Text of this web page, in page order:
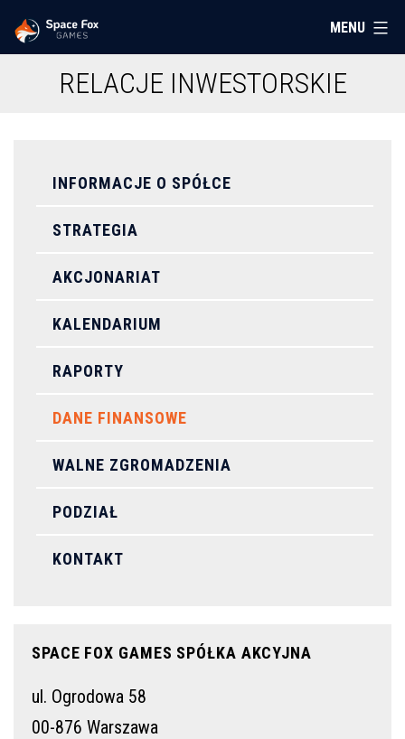
Przejdź
doSpace
MENU
RELACJE INWESTORSKIE
INFORMACJE O SPÓŁCE
STRATEGIA
AKCJONARIAT
KALENDARIUM
RAPORTY
DANE FINANSOWE
WALNE ZGROMADZENIA
PODZIAŁ
KONTAKT
SPACE FOX GAMES SPÓŁKA AKCYJNA
ul. Ogrodowa 58
00-876 Warszawa